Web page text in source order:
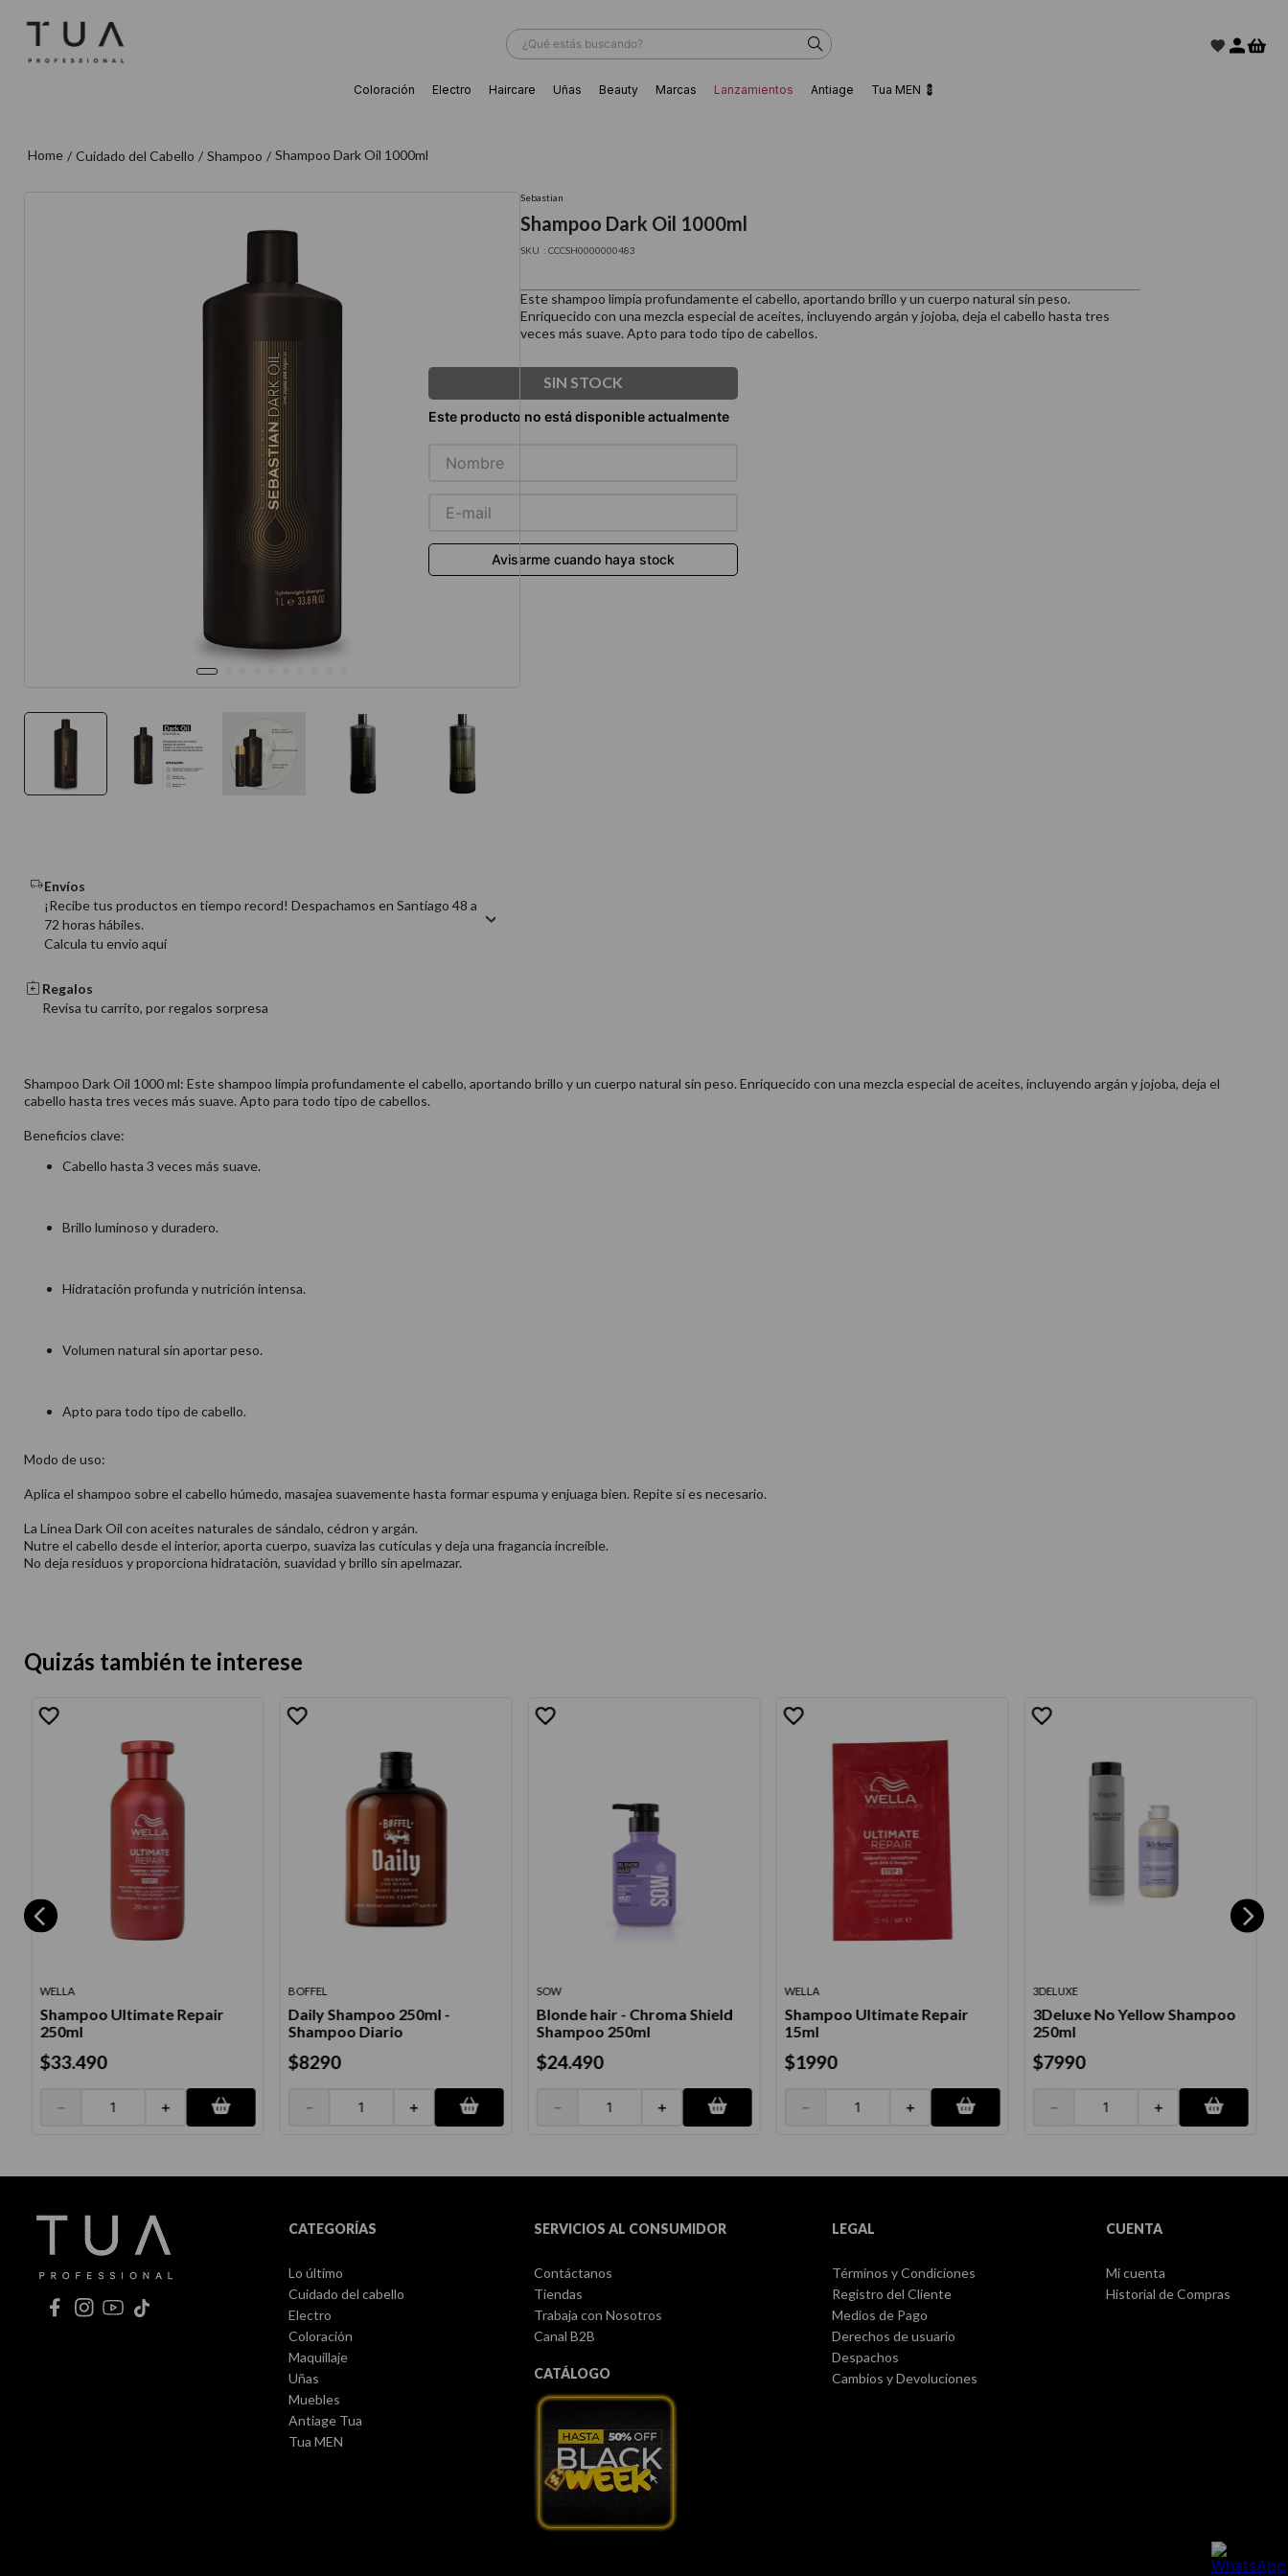
¿Qué estás buscando?
Coloración Electro Haircare Uñas Beauty Marcas Lanzamientos Antiage Tua MEN 💈
Cuidado del Cabello Shampoo Shampoo Dark Oil 1000ml
Envíos
¡Recibe tus productos en tiempo record! Despachamos en Santiago 48 a
72 horas hábiles.
Calcula tu envio aquí
Regalos
Revisa tu carrito, por regalos sorpresa
Sebastian
Shampoo Dark Oil 1000ml
: CCCSH0000000483
Este shampoo limpia profundamente el cabello, aportando brillo y un cuerpo natural sin peso.
Enriquecido con una mezcla especial de aceites, incluyendo argán y jojoba, deja el cabello hasta tres
veces más suave. Apto para todo tipo de cabellos. ​
SIN STOCK
Shampoo Dark Oil 1000 ml: Este shampoo limpia profundamente el cabello, aportando brillo y un cuerpo natural sin peso. Enriquecido con una mezcla especial de aceites, incluyendo argán y jojoba, deja el
cabello hasta tres veces más suave. Apto para todo tipo de cabellos. ​
Beneficios clave:
Cabello hasta 3 veces más suave.​
Brillo luminoso y duradero.​
Hidratación profunda y nutrición intensa.​
Volumen natural sin aportar peso.​
Apto para todo tipo de cabello.​
Modo de uso:
Aplica el shampoo sobre el cabello húmedo, masajea suavemente hasta formar espuma y enjuaga bien. Repite si es necesario.​
La Linea Dark Oil con aceites naturales de sándalo, cédron y argán.
Nutre el cabello desde el interior, aporta cuerpo, suaviza las cutículas y deja una fragancia increíble.
No deja residuos y proporciona hidratación, suavidad y brillo sin apelmazar.
Quizás también te interese
WELLA
Shampoo Ultimate Repair
250ml
$33.490
＋
－
BOFFEL
Daily Shampoo 250ml -
Shampoo Diario
$8290
＋
－
SOW
Blonde hair - Chroma Shield
Shampoo 250ml
$24.490
＋
－
WELLA
Shampoo Ultimate Repair
15ml
$1990
＋
－
3DELUXE
3Deluxe No Yellow Shampoo
250ml
$7990
＋
－
CATEGORÍAS
Lo último
Cuidado del cabello
Electro
Coloración
Maquillaje
Uñas
Muebles
Antiage Tua
Tua MEN
SERVICIOS AL CONSUMIDOR
Contáctanos
Tiendas
Trabaja con Nosotros
Canal B2B
CATÁLOGO
LEGAL
Términos y Condiciones
Registro del Cliente
Medios de Pago
Derechos de usuario
Despachos
Cambios y Devoluciones
CUENTA
Mi cuenta
Historial de Compras
acondicionador